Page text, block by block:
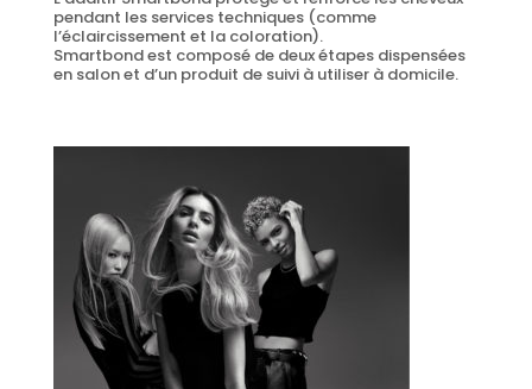
pendant les services techniques (comme
l’éclaircissement et la coloration).
Smartbond est composé de deux étapes dispensées
en salon et d’un produit de suivi à utiliser à domicile.